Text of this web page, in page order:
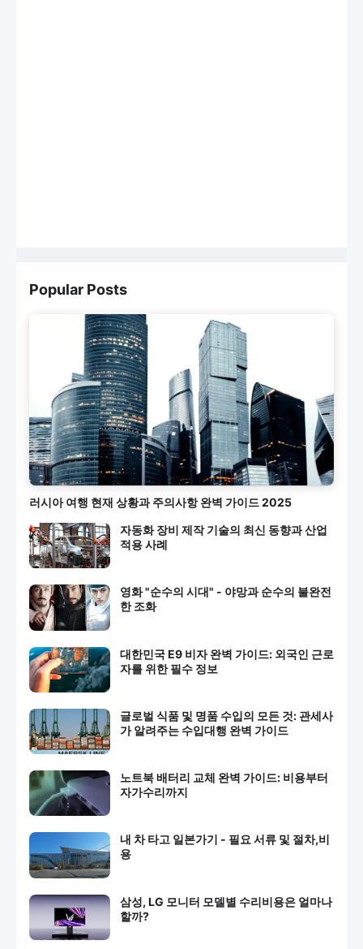
Popular Posts
러시아 여행 현재 상황과 주의사항 완벽 가이드 2025
자동화 장비 제작 기술의 최신 동향과 산업
적용 사례
영화 "순수의 시대" - 야망과 순수의 불완전
한 조화
대한민국 E9 비자 완벽 가이드: 외국인 근로
자를 위한 필수 정보
글로벌 식품 및 명품 수입의 모든 것: 관세사
가 알려주는 수입대행 완벽 가이드
노트북 배터리 교체 완벽 가이드: 비용부터
자가수리까지
내 차 타고 일본가기 - 필요 서류 및 절차,비
용
삼성, LG 모니터 모델별 수리비용은 얼마나
할까?